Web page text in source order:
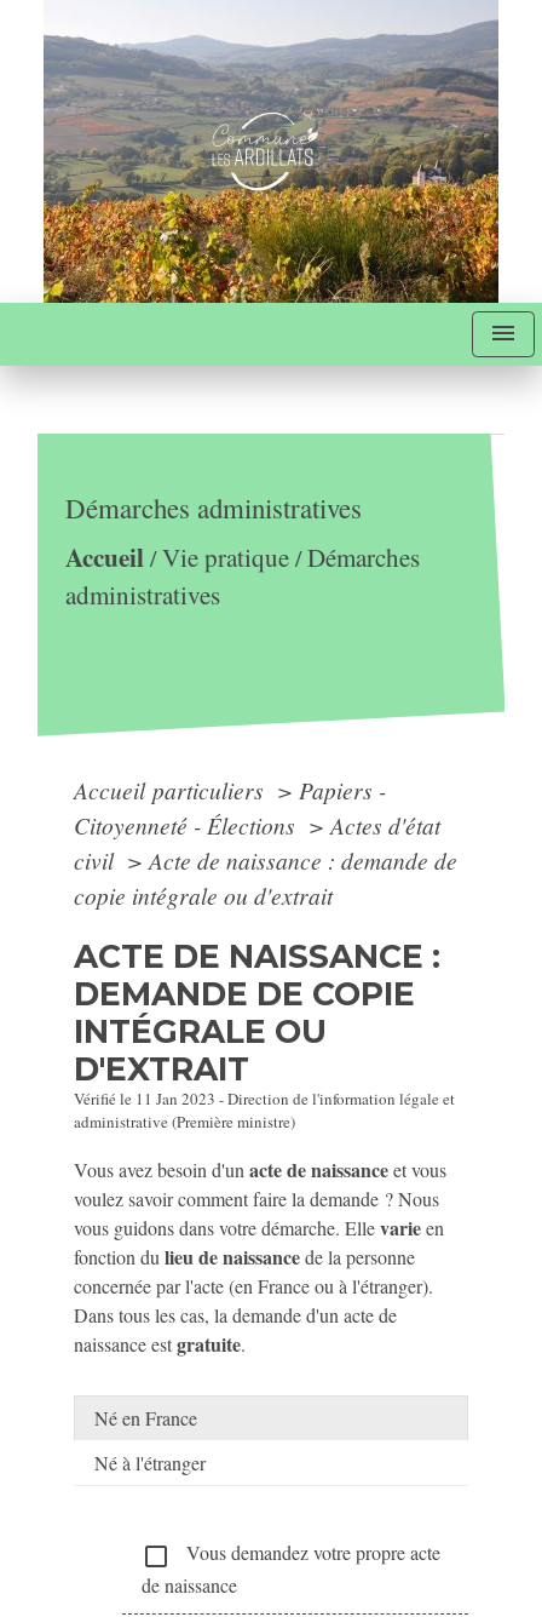
menu
Démarches administratives
Accueil/Vie pratique/Démarches
administratives
Accueil particuliers > Papiers -
Citoyenneté - Élections > Actes d'état
civil > Acte de naissance : demande de
copie intégrale ou d'extrait
ACTE DE NAISSANCE :
DEMANDE DE COPIE
INTÉGRALE OU
D'EXTRAIT
Vérifié le 11 Jan 2023 - Direction de l'information légale et
administrative (Première ministre)
Vous avez besoin d'unacte de naissanceet vous
voulez savoir comment faire la demande ? Nous
vous guidons dans votre démarche. Ellevarieen
fonction dulieu de naissancede la personne
concernée par l'acte (en France ou à l'étranger).
Dans tous les cas, la demande d'un acte de
naissance estgratuite.
Né en France
Né à l'étranger
check_box_outline_blank
Vous demandez votre propre acte
de naissance